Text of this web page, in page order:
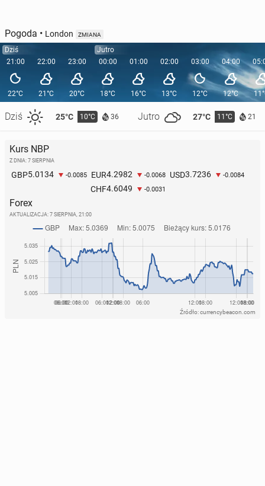
Pogoda • London ZMIANA
Dziś
21:00
22°C
Dziś 25°C 10°C 36 Jutro 27°C 11°C 21
22:00
21°C
23:00
20°C
Jutro
00:00
18°C
01:00
16°C
02:00
13°C
03:00
12°C
04:00
12°C
Kurs NBP
Z DNIA: 7 SIERPNIA
GBP5.0134 -0.0085 EUR4.2982 -0.0068 USD3.7236 -0.0084
CHF4.6049 -0.0031
Forex
AKTUALIZACJA: 7 SIERPNIA, 21:00
Źródło: currencybeacon.com